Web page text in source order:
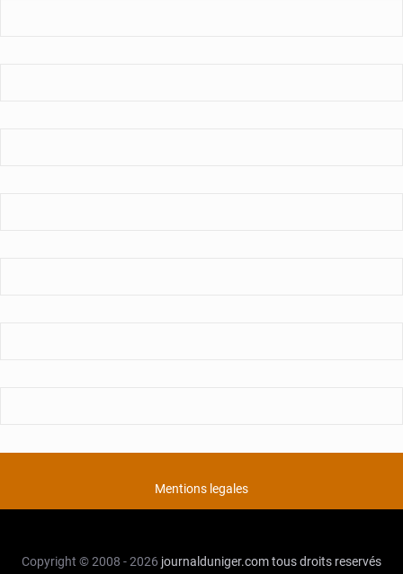
Mentions legales
Copyright © 2008 - 2026 journalduniger.comtous droits reservés